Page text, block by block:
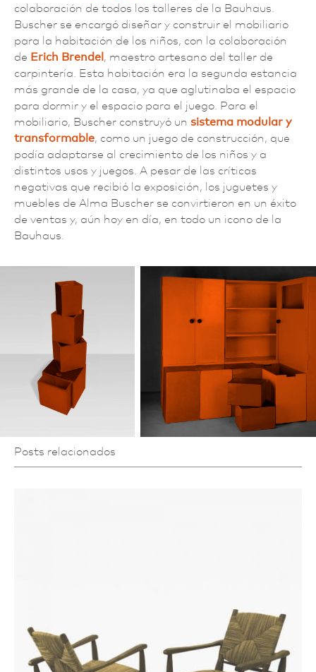
colaboración de todos los talleres de la Bauhaus.
Buscher se encargó diseñar y construir el mobiliario
para la habitación de los niños, con la colaboración
de Erich Brendel, maestro artesano del taller de
carpintería. Esta habitación era la segunda estancia
más grande de la casa, ya que aglutinaba el espacio
para dormir y el espacio para el juego. Para el
mobiliario, Buscher construyó un sistema modular y
transformable, como un juego de construcción, que
podía adaptarse al crecimiento de los niños y a
distintos usos y juegos. A pesar de las críticas
negativas que recibió la exposición, los juguetes y
muebles de Alma Buscher se convirtieron en un éxito
de ventas y, aún hoy en día, en todo un icono de la
Bauhaus.
Posts relacionados